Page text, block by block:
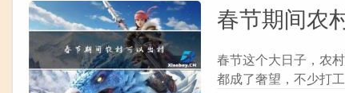
春节期间农
春节这个大日子，农
都成了奢望，不少打